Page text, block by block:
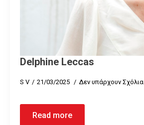
Delphine Leccas
S V 21/03/2025 Δεν υπάρχουν Σχόλια
Read more